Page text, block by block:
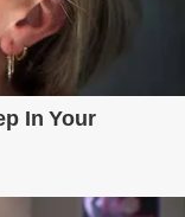
lặng, Trí ném